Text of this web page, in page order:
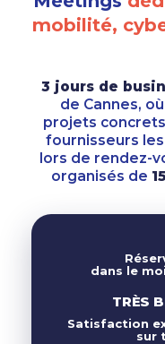
mobilité,
3 jours de
de Cannes,
projets
fournisseurs
lors de rendez-
organisés de
dans le
TRÈS
Satisfaction
sur